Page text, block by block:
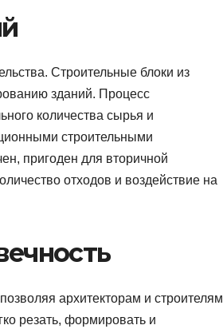
Строительные блоки из
зданий. Процесс
количества сырья и
строительными
пригоден для вторичной
отходов и воздействие на
архитекторам и строителям
резать, формировать и